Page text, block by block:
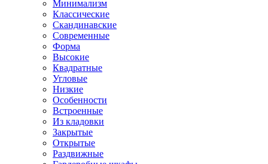
Минимализм
Классические
Скандинавские
Современные
Форма
Высокие
Квадратные
Угловые
Низкие
Особенности
Встроенные
Из кладовки
Закрытые
Открытые
Раздвижные